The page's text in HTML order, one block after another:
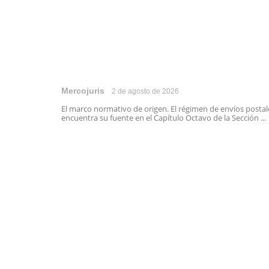
Mercojuris 2 de agosto de 2026
El marco normativo de origen. El régimen de envíos
encuentra su fuente en el Capítulo Octavo de la Sección ...